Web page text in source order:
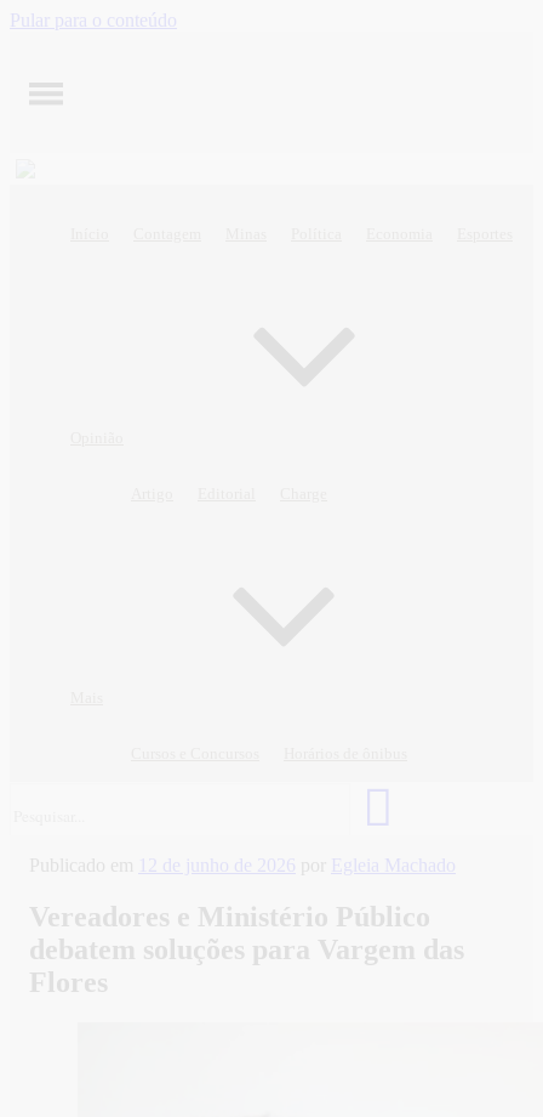
Pular para o conteúdo
Publicado em 12 de junho de 2026 por Egleia Machado
Vereadores e Ministério Público
debatem soluções para Vargem das
Flores